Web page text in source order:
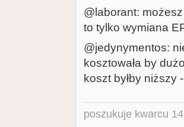
@laborant:
to tylko wymiana
@jedynymentos:
kosztowała by
koszt byłby
poszukuje kwarcu